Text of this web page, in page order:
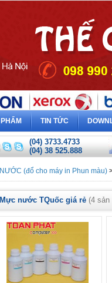
TIN TỨC
(04) 3733.4733
(04) 38 525.888
(đổ cho máy in Phun màu)
Mực nước TQuốc giá rẻ (4 sản